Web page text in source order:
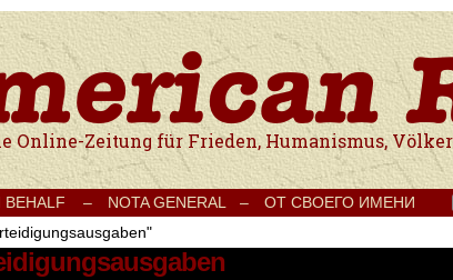
für Frieden, Humanismus, Völkerverständigung und
BEHALF – NOTA GENERAL –
ОТ СВОЕГО ИМЕНИ